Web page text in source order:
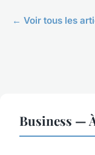
← Voir tous les
Business —